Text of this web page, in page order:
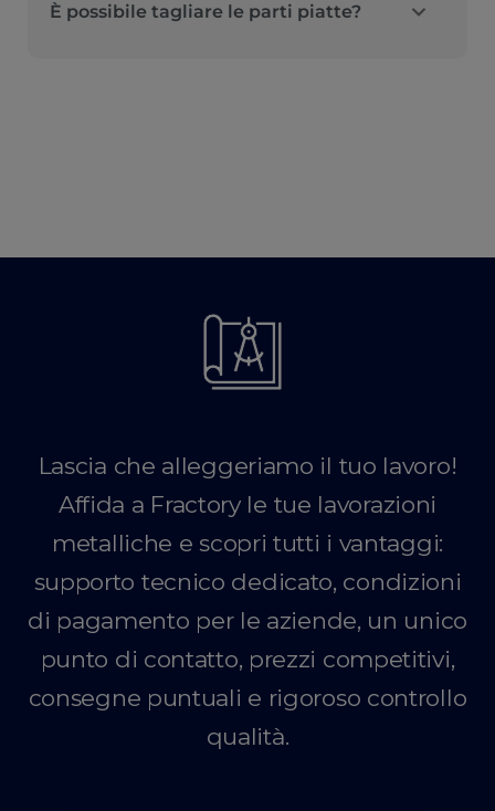
È possibile tagliare le parti piatte?
Lascia che alleggeriamo il tuo lavoro!
Affida a Fractory le tue lavorazioni
metalliche e scopri tutti i vantaggi:
supporto tecnico dedicato, condizioni
di pagamento per le aziende, un unico
punto di contatto, prezzi competitivi,
consegne puntuali e rigoroso controllo
qualità.